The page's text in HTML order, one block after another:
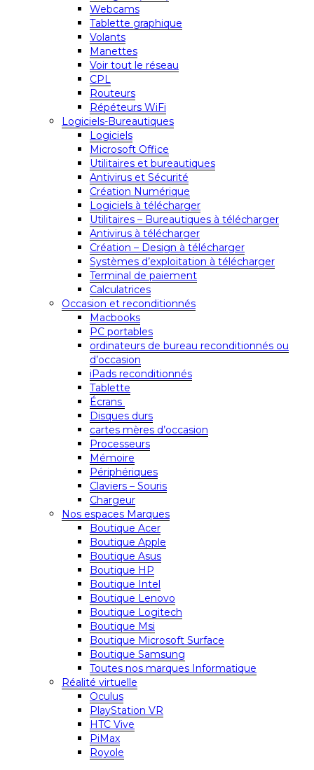
Webcams
Tablette graphique
Volants
Manettes
Voir tout le réseau
CPL
Routeurs
Répéteurs WiFi
Logiciels-Bureautiques
Logiciels
Microsoft Office
Utilitaires et bureautiques
Antivirus et Sécurité
Création Numérique
Logiciels à télécharger
Utilitaires – Bureautiques à télécharger
Antivirus à télécharger
Création – Design à télécharger
Systèmes d’exploitation à télécharger
Terminal de paiement
Calculatrices
Occasion et reconditionnés
Macbooks
PC portables
ordinateurs de bureau reconditionnés ou
d’occasion
iPads reconditionnés
Tablette
Écrans
Disques durs
cartes mères d’occasion
Processeurs
Mémoire
Périphériques
Claviers – Souris
Chargeur
Nos espaces Marques
Boutique Acer
Boutique Apple
Boutique Asus
Boutique HP
Boutique Intel
Boutique Lenovo
Boutique Logitech
Boutique Msi
Boutique Microsoft Surface
Boutique Samsung
Toutes nos marques Informatique
Réalité virtuelle
Oculus
PlayStation VR
HTC Vive
PiMax
Royole